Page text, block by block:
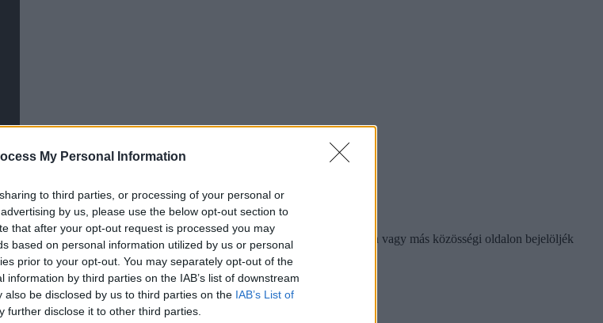
My Personal Information
to third parties, or processing of your personal or
by us, please use the below opt-out section to
that after your opt-out request is processed you may
based on personal information utilized by us or personal
prior to your opt-out. You may separately opt-out of the
by third parties on the IAB’s list of downstream
be disclosed by us to third parties on the IAB’s List of
further disclose it to other third parties.
iskolai körzete idén tiltotta meg a pedagógusoknak, hogy a Facebookon vagy más közösségi oldalon bejelöljék
a magánéletet, ésakár komoly konfliktusokat is okozhat